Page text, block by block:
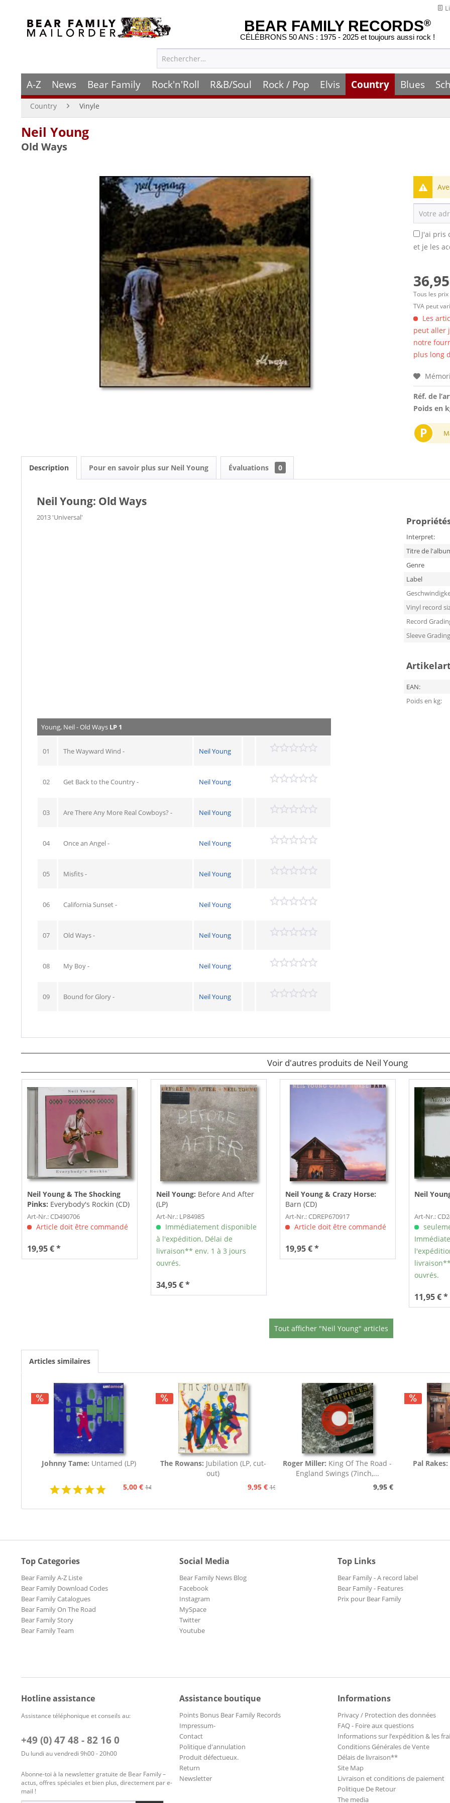
BEAR FAMILY RECORDS®
CÉLÉBRONS 50 ANS : 1975 - 2025 et toujours aussi rock !
A-Z News Bear Family Rock'n'Roll R&B/Soul Rock / Pop Elvis Country Blues
Country Vinyle
Neil Young
Old Ways
J'ai pris
et je les
Tous les
TVA peut
Les
peut aller
notre
plus long
Réf. de
Poids en
P
Description Pour en savoir plus sur Neil Young Évaluations 0
Neil Young: Old Ways
2013 'Universal'
Interpret:
Titre de
Genre
Label
Vinyl record
Record
Sleeve Grading
EAN:
Poids en kg:
Young, Neil - Old Ways LP 1
01 The Wayward Wind - Neil Young
02 Get Back to the Country - Neil Young
03 Are There Any More Real Cowboys? - Neil Young
04 Once an Angel - Neil Young
05 Misfits - Neil Young
06 California Sunset - Neil Young
07 Old Ways - Neil Young
08 My Boy - Neil Young
09 Bound for Glory - Neil Young
Voir d'autres produits de Neil Young
Neil Young & The Shocking
Pinks: Everybody's Rockin (CD)
Art-Nr.: CD490706
Article doit être commandé
19,95 € *
Neil Young: Before And After
(LP)
Art-Nr.: LP84985
Immédiatement disponible
à l'expédition, Délai de
livraison** env. 1 à 3 jours
ouvrés.
34,95 € *
Neil Young & Crazy Horse:
Barn (CD)
Art-Nr.: CDREP670917
Article doit être commandé
19,95 € *
Neil
Art-Nr.:
ouvrés.
11,95 € *
Tout afficher "Neil Young" articles
Articles similaires
Johnny Tame: Untamed (LP)
5,00 € 14,95 €
The Rowans: Jubilation (LP, cut-
out)
9,95 € 19,95 €
Roger Miller: King Of The Road -
England Swings (7inch,...
9,95 €
Pal Rakes:
Top Categories
Bear Family A-Z Liste
Bear Family Download Codes
Bear Family Catalogues
Bear Family On The Road
Bear Family Story
Bear Family Team
Social Media
Bear Family News Blog
Facebook
Instagram
MySpace
Twitter
Youtube
Top Links
Bear Family - A record label
Bear Family - Features
Prix pour Bear Family
Hotline assistance
Assistance téléphonique et conseils au:
+49 (0) 47 48 - 82 16 0
Du lundi au vendredi 9h00 - 20h00
Abonne-toi à la newsletter gratuite de Bear Family –
actus, offres spéciales et bien plus, directement par e-
mail !
Assistance boutique
Points Bonus Bear Family Records
Impressum-
Contact
Politique d'annulation
Produit défectueux.
Return
Newsletter
Informations
Privacy / Protection des données
FAQ - Foire aux questions
Informations sur l’expédition & les
Conditions Générales de Vente
Délais de livraison**
Site Map
Livraison et conditions de paiement
Politique De Retour
The media